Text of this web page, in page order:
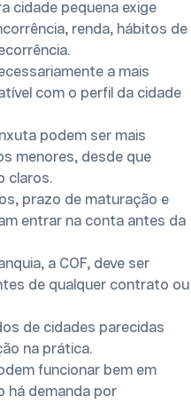
cidade pequena exige
renda, hábitos de
a mais
com o perfil da cidade
podem ser mais
menores, desde que
claros.
prazo de maturação e
entrar na conta antes da
a COF, deve ser
de qualquer contrato ou
de cidades parecidas
na prática.
funcionar bem em
há demanda por